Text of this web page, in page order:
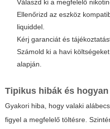
Válaszd ki a megfelelő
Ellenőrizd az eszköz
liquiddel.
Kérj garanciát és
Számold ki a havi
alapján.
Tipikus hibák és
Gyakori hiba, hogy valaki
figyel a megfelelő töltésre.